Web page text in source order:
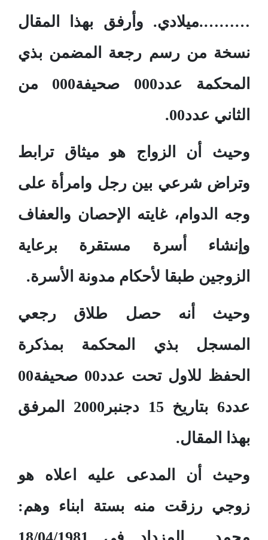
……….ميلادي. وأرفق بهذا المقال
نسخة من رسم رجعة المضمن بذي
المحكمة عدد000 صحيفة000 من
الثاني عدد00.
وحيث أن الزواج هو ميثاق ترابط
وتراض شرعي بين رجل وامرأة على
وجه الدوام، غايته الإحصان والعفاف
وإنشاء أسرة مستقرة برعاية
الزوجين طبقا لأحكام مدونة الأسرة.
وحيث أنه حصل طلاق رجعي
المسجل بذي المحكمة بمذكرة
الحفظ للاول تحت عدد00 صحيفة00
عدد6 بتاريخ 15 دجنبر2000 المرفق
بهذا المقال.
وحيث أن المدعى عليه اعلاه هو
زوجي رزقت منه بستة ابناء وهم: